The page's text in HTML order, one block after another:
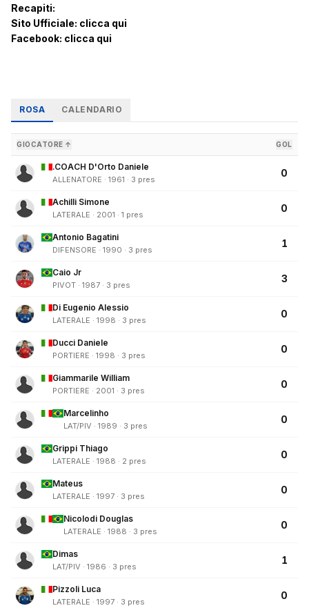
Recapiti:
Sito Ufficiale: clicca qui
Facebook: clicca qui
ROSA CALENDARIO
GIOCATORE ↑ GOL
.COACH D'Orto Daniele
ALLENATORE · 1961 · 3 pres
0
Achilli Simone
LATERALE · 2001 · 1 pres
0
Antonio Bagatini
DIFENSORE · 1990 · 3 pres
1
Caio Jr
PIVOT · 1987 · 3 pres
3
Di Eugenio Alessio
LATERALE · 1998 · 3 pres
0
Ducci Daniele
PORTIERE · 1998 · 3 pres
0
Giammarile William
PORTIERE · 2001 · 3 pres
0
Marcelinho
LAT/PIV · 1989 · 3 pres
0
Grippi Thiago
LATERALE · 1988 · 2 pres
0
Mateus
LATERALE · 1997 · 3 pres
0
Nicolodi Douglas
LATERALE · 1988 · 3 pres
0
Dimas
LAT/PIV · 1986 · 3 pres
1
Pizzoli Luca
LATERALE · 1997 · 3 pres
0